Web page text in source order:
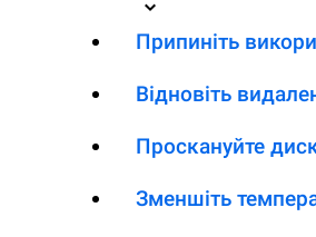
Припиніть
Відновіть
Проскануйте
Зменшіть